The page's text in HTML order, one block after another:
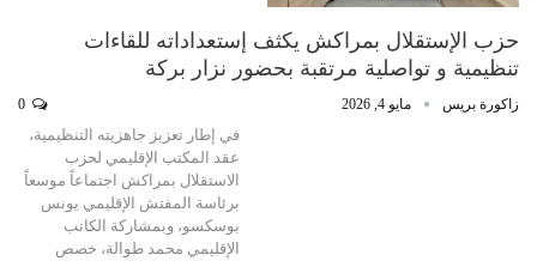
حزب الإستقلال بمراكش يكثف إستعداداته للقاءات
تنظيمية و تواصلية مرتقبة بحضور نزار بركة
زاكورة بريس مايو 4, 2026
في إطار تعزيز جاهزيته التنظيمية،
عقد المكتب الإقليمي لحزب
الاستقلال بمراكش اجتماعاً موسعاً
برئاسة المفتش الإقليمي يونس
بوسكسو، وبمشاركة الكاتب
الإقليمي محمد طوالة، خصص